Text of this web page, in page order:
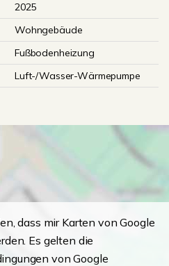
2025
Wohngebäude
Fußbodenheizung
Luft-/Wasser-Wärmepumpe
dass mir Karten von Google
Es gelten die
von Google